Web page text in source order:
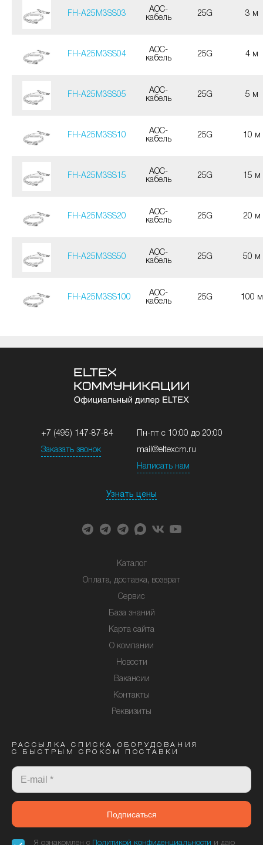
FH-A25M3SS03
AOC-
кабель
25G 3 м
FH-A25M3SS04
AOC-
кабель
25G 4 м
FH-A25M3SS05
AOC-
кабель
25G 5 м
FH-A25M3SS10
AOC-
кабель
25G 10 м
FH-A25M3SS15
AOC-
кабель
25G 15 м
FH-A25M3SS20
AOC-
кабель
25G 20 м
FH-A25M3SS50
AOC-
кабель
25G 50 м
FH-A25M3SS100
AOC-
кабель
25G 100 м
+7 (495) 147-87-84
Заказать звонок
Пн-пт с 10:00 до 20:00
mail@eltexcm.ru
Написать нам
Узнать цены
Каталог
Оплата, доставка, возврат
Сервис
База знаний
Карта сайта
О компании
Новости
Вакансии
Контакты
Реквизиты
РАССЫЛКА СПИСКА ОБОРУДОВАНИЯ
С БЫСТРЫМ СРОКОМ ПОСТАВКИ
Подписаться
Я ознакомлен с Политикой конфиденциальности и даю